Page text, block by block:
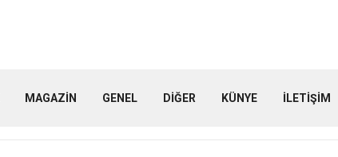
MAGAZİN GENEL DİĞER KÜNYE İLETİŞİM